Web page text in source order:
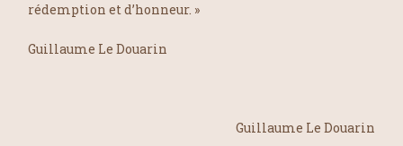
rédemption et d’honneur. »
Guillaume Le Douarin
Guillaume Le Douarin